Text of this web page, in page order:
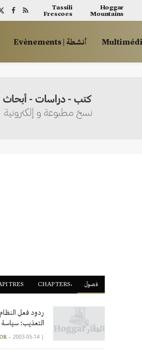
Hoggar
Mountains
Tassili
Frescoes
RSS
أنشطة | Evènements
فصول
ردود فعل النظام
التعذيب: سياسة
|
2003-05-14